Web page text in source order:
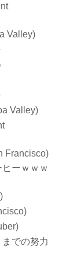
Valley)
Valley)
Francisco)
ーｗｗｗ
での努力